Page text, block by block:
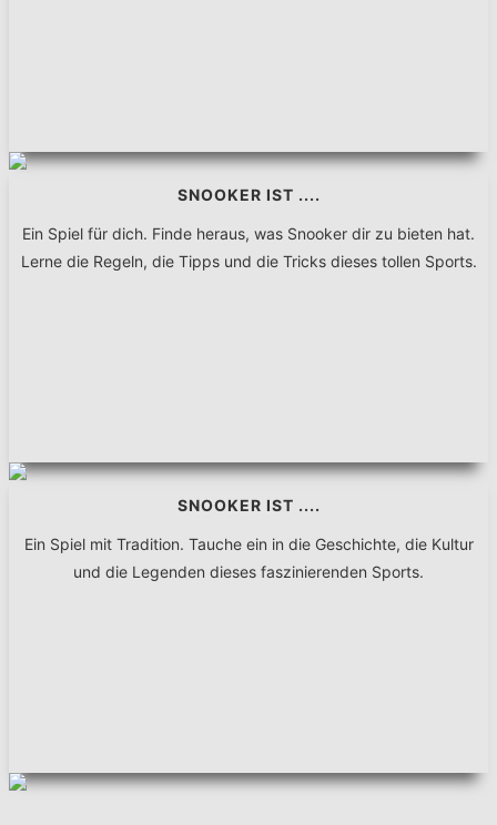
SNOOKER IST ....
Ein Spiel für dich. Finde heraus, was Snooker dir zu bieten hat.
Lerne die Regeln, die Tipps und die Tricks dieses tollen Sports.
SNOOKER IST ....
Ein Spiel mit Tradition. Tauche ein in die Geschichte, die Kultur
und die Legenden dieses faszinierenden Sports.